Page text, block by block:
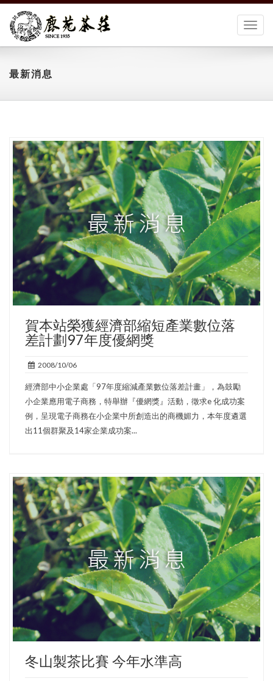
切
最新消息
賀本站榮獲經濟部縮短產業數位落
差計劃97年度優網獎
2008/10/06
經濟部中小企業處「97年度縮減產業數位落差計畫」，為鼓勵
小企業應用電子商務，特舉辦『優網獎』活動，徵求e 化成功案
例，呈現電子商務在小企業中所創造出的商機媚力，本年度遴選
出11個群聚及14家企業成功案...
冬山製茶比賽 今年水準高